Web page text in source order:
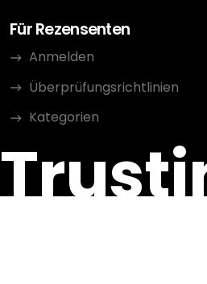
Für Rezensenten
Anmelden
Überprüfungsrichtlinien
Kategorien